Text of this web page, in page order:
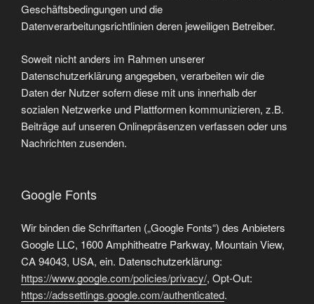
Geschäftsbedingungen und die
Datenverarbeitungsrichtlinien deren jeweiligen Betreiber.
Soweit nicht anders im Rahmen unserer
Datenschutzerklärung angegeben, verarbeiten wir die
Daten der Nutzer sofern diese mit uns innerhalb der
sozialen Netzwerke und Plattformen kommunizieren, z.B.
Beiträge auf unseren Onlinepräsenzen verfassen oder uns
Nachrichten zusenden.
Google Fonts
Wir binden die Schriftarten („Google Fonts“) des Anbieters
Google LLC, 1600 Amphitheatre Parkway, Mountain View,
CA 94043, USA, ein. Datenschutzerklärung:
https://www.google.com/policies/privacy/, Opt-Out:
https://adssettings.google.com/authenticated.